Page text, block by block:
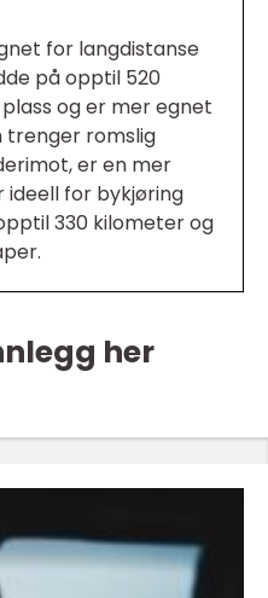
for langdistanse
på opptil 520
og er mer egnet
trenger romslig
er en mer
for bykjøring
330 kilometer og
her